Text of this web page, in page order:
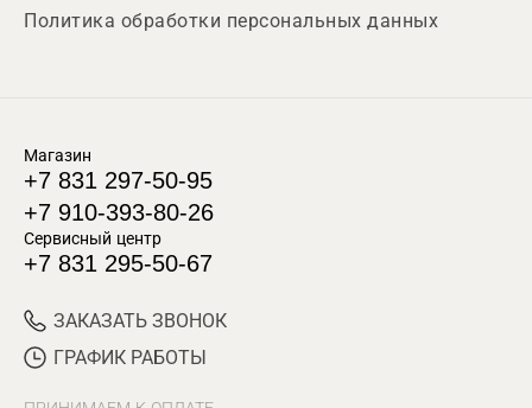
Политика обработки персональных данных
Магазин
+7 831 297-50-95
+7 910-393-80-26
Сервисный центр
+7 831 295-50-67
ЗАКАЗАТЬ ЗВОНОК
ГРАФИК РАБОТЫ